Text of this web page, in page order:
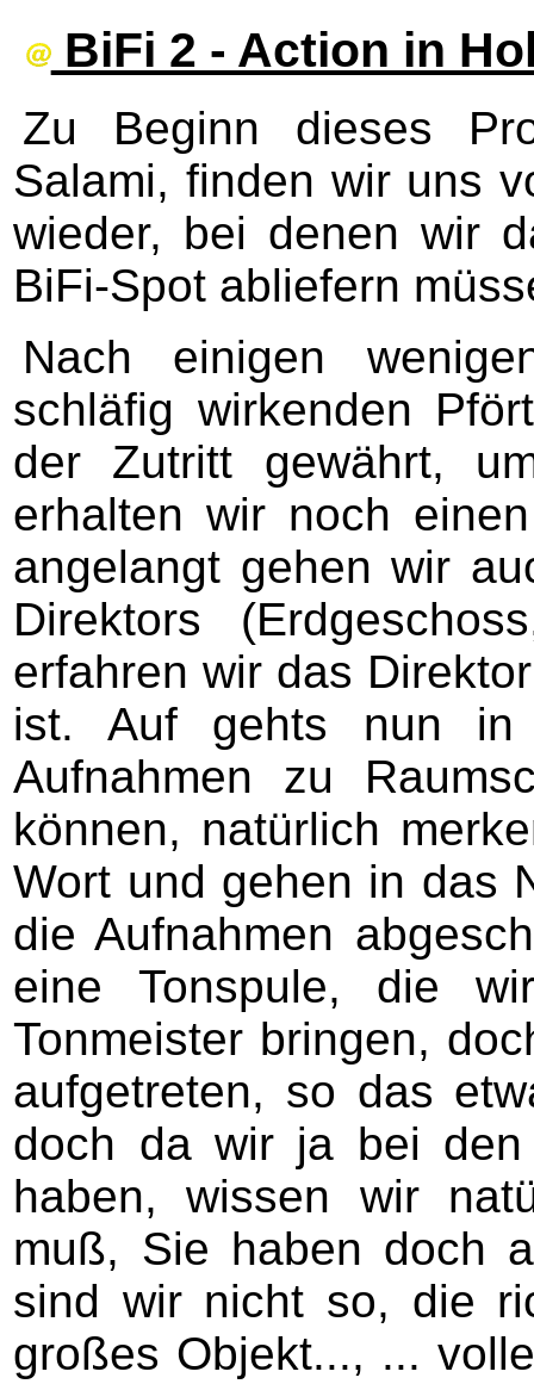
BiFi 2 - Action in
Zu Beginn dieses
Salami, finden wir uns
wieder, bei denen wir
BiFi-Spot abliefern
Nach einigen
schläfig wirkenden
der Zutritt gewährt,
erhalten wir noch
angelangt gehen wir
Direktors
erfahren wir das
ist. Auf gehts nun
Aufnahmen zu
können, natürlich
Wort und gehen in das
die Aufnahmen
eine Tonspule, die
Tonmeister bringen,
aufgetreten, so das
doch da wir ja bei den
haben, wissen wir
muß, Sie haben doch
sind wir nicht so, die
großes Objekt..., ...